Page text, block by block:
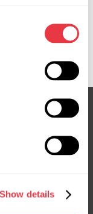
Show details
71745063,
FI109, FI109R,
знижки